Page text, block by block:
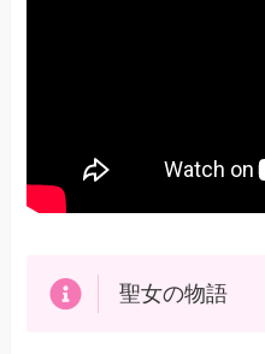
聖女の物語